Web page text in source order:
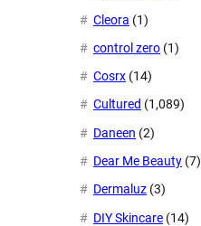
Cleora (1)
control zero (1)
Cosrx (14)
Cultured (1,089)
Daneen (2)
Dear Me Beauty (7)
Dermaluz (3)
DIY Skincare (14)